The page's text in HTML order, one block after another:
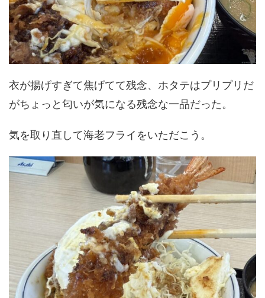
衣が揚げすぎて焦げてて残念、ホタテはプリプリだ
がちょっと匂いが気になる残念な一品だった。
気を取り直して海老フライをいただこう。